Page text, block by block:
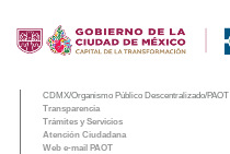
CDMX/Organismo Público Descentralizado/PAOT
Transparencia
Trámites y Servicios
Atención Ciudadana
Web e-mail PAOT